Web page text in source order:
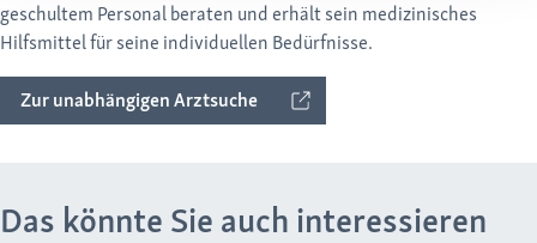
geschultem Personal beraten und erhält sein medizinisches
Hilfsmittel für seine individuellen Bedürfnisse.
Zur unabhängigen Arztsuche
Das könnte Sie auch interessieren